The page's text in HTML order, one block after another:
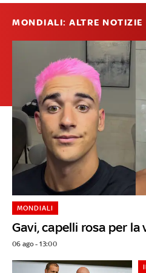
MONDIALI: ALTRE NOTIZIE
Gavi, capelli rosa per
MONDIALI
06 ago - 13:00